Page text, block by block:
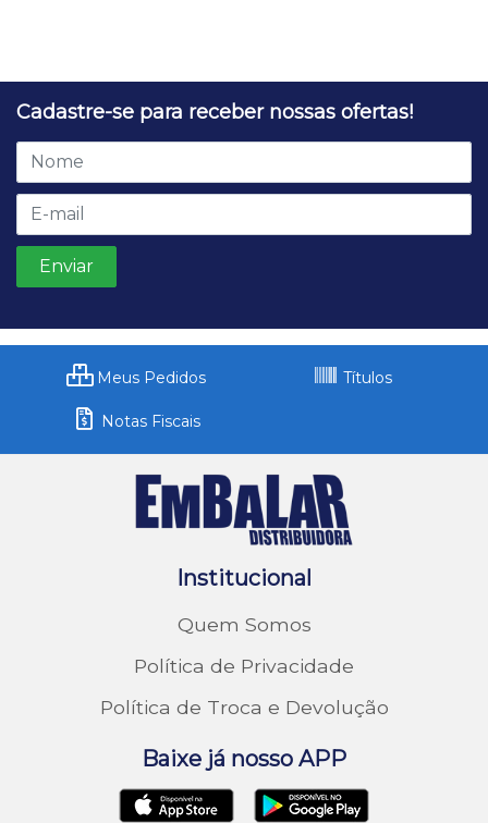
Cadastre-se para receber nossas ofertas!
Meus Pedidos Títulos
Notas Fiscais
Institucional
Quem Somos
Política de Privacidade
Política de Troca e Devolução
Baixe já nosso APP